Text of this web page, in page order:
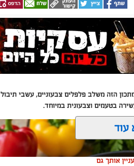
הזה משלב פלפלים צבעוניים, עשבי תיבול
בטעמים וצבעונית במיוחד.
עוד
אותך גם